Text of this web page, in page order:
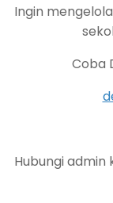
Ingin
Coba
Hubungi admin